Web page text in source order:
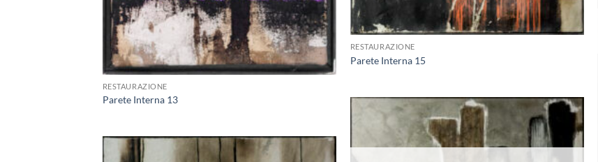
+
RESTAURAZIONE
Parete Interna 13
RESTAURAZIONE
Parete Interna 15
Aggiungi
alla lista